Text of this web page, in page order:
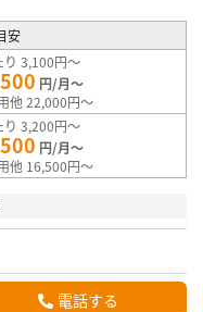
安
り 3,100円～
円/月～
他 22,000円～
り 3,200円～
円/月～
他 16,500円～
電話する